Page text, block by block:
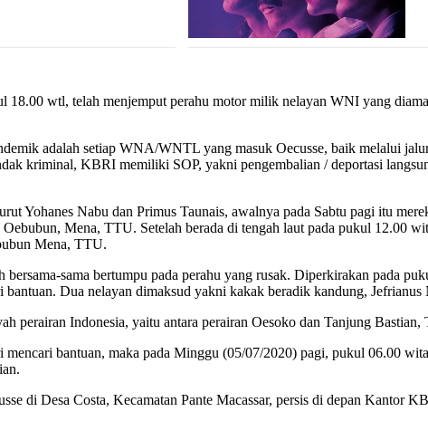
wtl, telah menjemput perahu motor milik nelayan WNI yang
adalah setiap WNA/WNTL yang masuk Oecusse, baik melalui
kriminal, KBRI memiliki SOP, yakni pengembalian / deportasi
Yohanes Nabu dan Primus Taunais, awalnya pada Sabtu pagi itu
Mena, TTU. Setelah berada di tengah laut pada pukul 12.00
Mena, TTU.
bersama-sama bertumpu pada perahu yang rusak. Diperkirakan pada
Dua nelayan dimaksud yakni kakak beradik kandung,
perairan Indonesia, yaitu antara perairan Oesoko dan Tanjung Bastian,
bantuan, maka pada Minggu (05/07/2020) pagi, pukul 06.00
di Desa Costa, Kecamatan Pante Macassar, persis di depan Kantor